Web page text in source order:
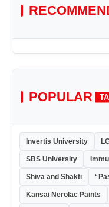
POPULAR
Invertis University
SBS University
Shiva and Shakti ‘
Kansai Nerolac Paints